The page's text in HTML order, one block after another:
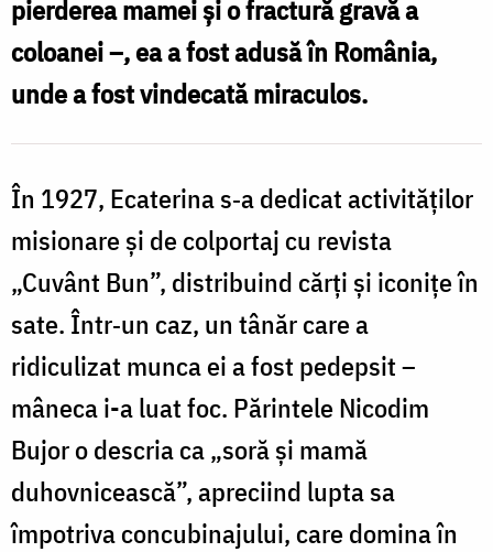
pierderea mamei și o fractură gravă a
coloanei –, ea a fost adusă în România,
unde a fost vindecată miraculos.
În 1927, Ecaterina s‑a dedicat activităților
misionare și de colportaj cu revista
„Cuvânt Bun”, distribuind cărți și iconițe în
sate. Într‑un caz, un tânăr care a
ridiculizat munca ei a fost pedepsit –
mâneca i-a luat foc. Părintele Nicodim
Bujor o descria ca „soră și mamă
duhovnicească”, apreciind lupta sa
împotriva concubinajului, care domina în